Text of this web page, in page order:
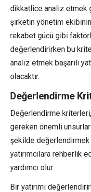
dikkatlice analiz etmek
şirketin yönetim
rekabet gücü gibi
değerlendirirken bu
analiz etmek başarılı
olacaktır.
Değerlendirme
Değerlendirme kriterleri,
gereken önemli
şekilde
yatırımcılara rehberlik
yardımcı olur.
Bir yatırımı